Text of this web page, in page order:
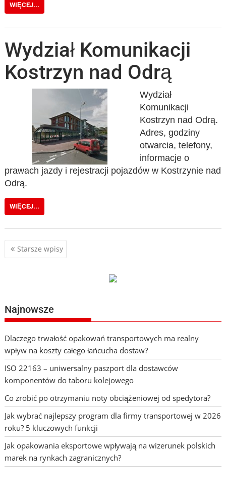
WIĘCEJ...
Wydział Komunikacji
Kostrzyn nad Odrą
Wydział
Komunikacji
Kostrzyn nad Odrą.
Adres, godziny
otwarcia, telefony,
informacje o
prawach jazdy i rejestracji pojazdów w Kostrzynie nad
Odrą.
WIĘCEJ...
Nawigacja
Starsze wpisy
Najnowsze
Dlaczego trwałość opakowań transportowych ma realny
wpływ na koszty całego łańcucha dostaw?
ISO 22163 – uniwersalny paszport dla dostawców
komponentów do taboru kolejowego
Co zrobić po otrzymaniu noty obciążeniowej od spedytora?
Jak wybrać najlepszy program dla firmy transportowej w 2026
roku? 5 kluczowych funkcji
Jak opakowania eksportowe wpływają na wizerunek polskich
marek na rynkach zagranicznych?